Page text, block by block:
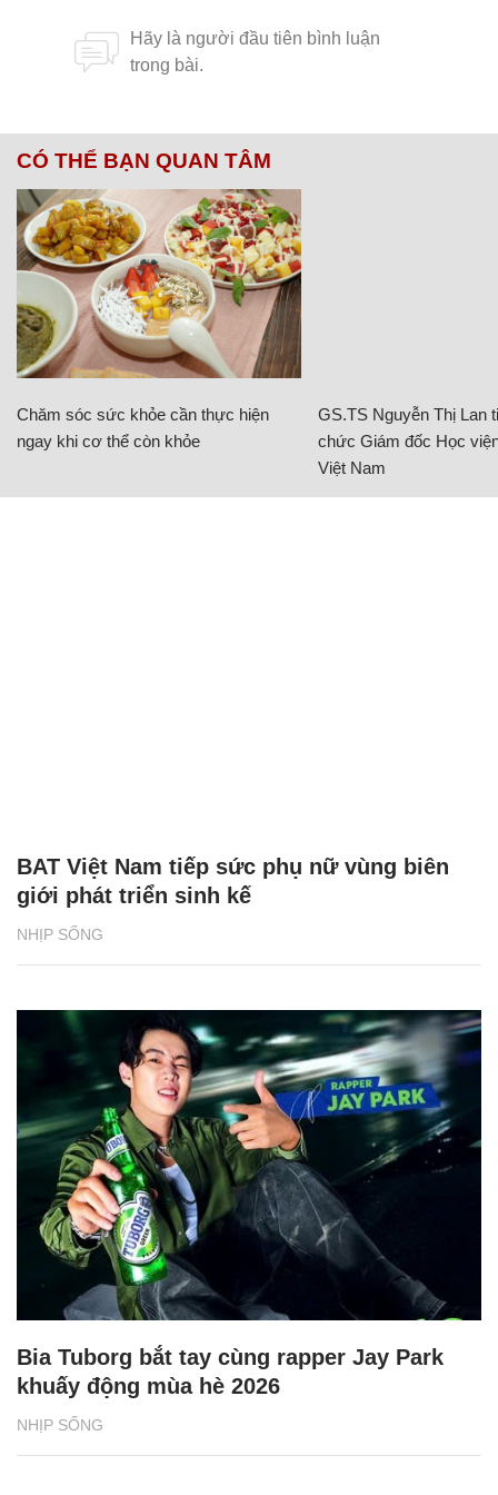
CÓ THỂ BẠN QUAN TÂM
Chăm sóc sức khỏe cần thực hiện
ngay khi cơ thể còn khỏe
GS.TS Nguyễn Thị Lan
chức Giám đốc Học
Việt Nam
NHỊP SỐNG
BAT Việt Nam tiếp sức phụ nữ vùng biên
giới phát triển sinh kế
NHỊP SỐNG
Bia Tuborg bắt tay cùng rapper Jay Park
khuấy động mùa hè 2026